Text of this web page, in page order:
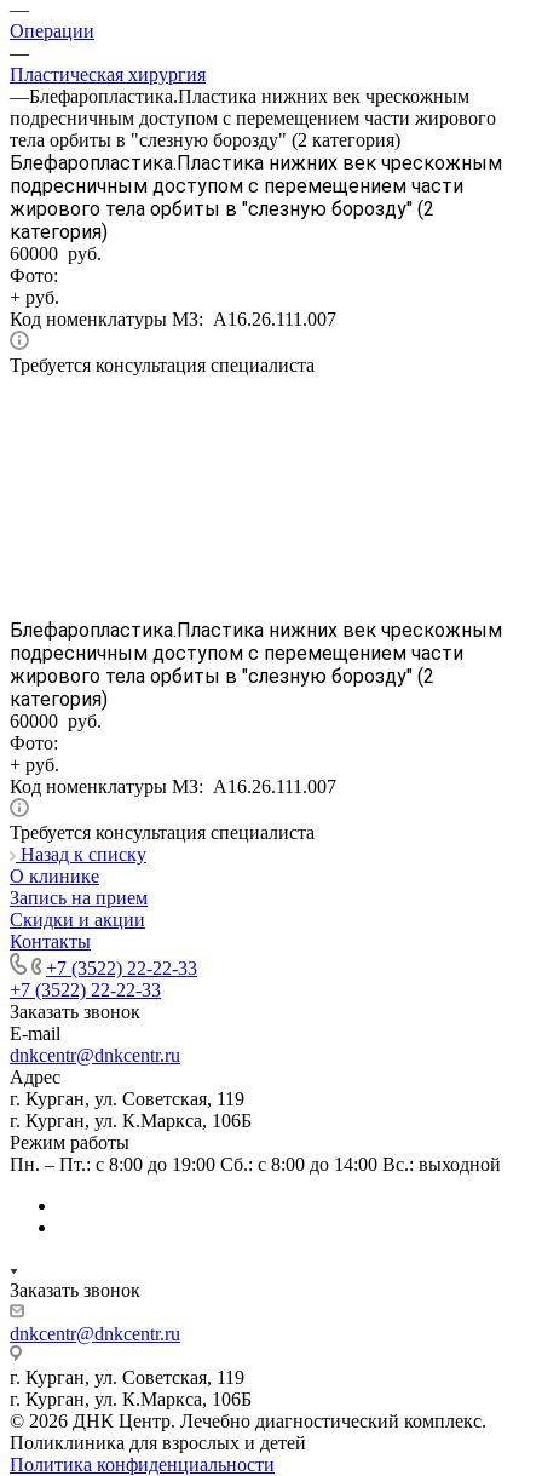
—
Операции
—
Пластическая хирургия
—Блефаропластика.Пластика нижних век чрескожным
подресничным доступом с перемещением части жирового
тела орбиты в "слезную борозду" (2 категория)
Блефаропластика.Пластика нижних век чрескожным
подресничным доступом с перемещением части
жирового тела орбиты в "слезную борозду" (2
категория)
60000 руб.
Фото:
+ руб.
Код номенклатуры МЗ: A16.26.111.007
Требуется консультация специалиста
Блефаропластика.Пластика нижних век чрескожным
подресничным доступом с перемещением части
жирового тела орбиты в "слезную борозду" (2
категория)
60000 руб.
Фото:
+ руб.
Код номенклатуры МЗ: A16.26.111.007
Требуется консультация специалиста
Назад к списку
О клинике
Запись на прием
Скидки и акции
Контакты
+7 (3522) 22-22-33
+7 (3522) 22-22-33
Заказать звонок
E-mail
dnkcentr@dnkcentr.ru
Адрес
г. Курган, ул. Советская, 119
г. Курган, ул. К.Маркса, 106Б
Режим работы
Пн. – Пт.: с 8:00 до 19:00 Сб.: с 8:00 до 14:00 Вс.: выходной
Заказать звонок
dnkcentr@dnkcentr.ru
г. Курган, ул. Советская, 119
г. Курган, ул. К.Маркса, 106Б
© 2026 ДНК Центр. Лечебно диагностический комплекс.
Поликлиника для взрослых и детей
Политика конфиденциальности